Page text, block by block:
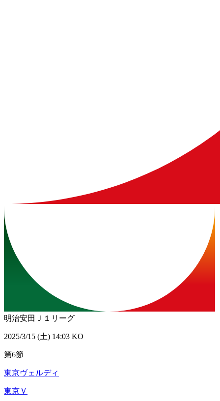
明治安田Ｊ１リーグ
2025/3/15 (土) 14:03 KO
第6節
東京ヴェルディ
東京Ｖ